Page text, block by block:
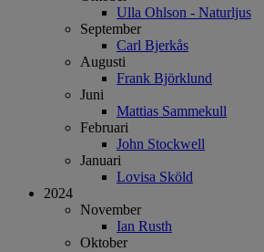
Ulla Ohlson - Naturljus
September
Carl Bjerkås
Augusti
Frank Björklund
Juni
Mattias Sammekull
Februari
John Stockwell
Januari
Lovisa Sköld
2024
November
Ian Rusth
Oktober